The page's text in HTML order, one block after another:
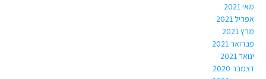
מאי 2021
אפריל 2021
מרץ 2021
פברואר 2021
ינואר 2021
דצמבר 2020